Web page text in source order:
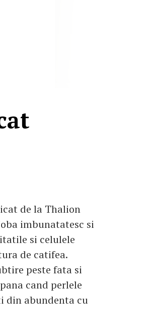
de la Thalion
imbunatatesc si
si celulele
de catifea.
peste fata si
cand perlele
din abundenta cu